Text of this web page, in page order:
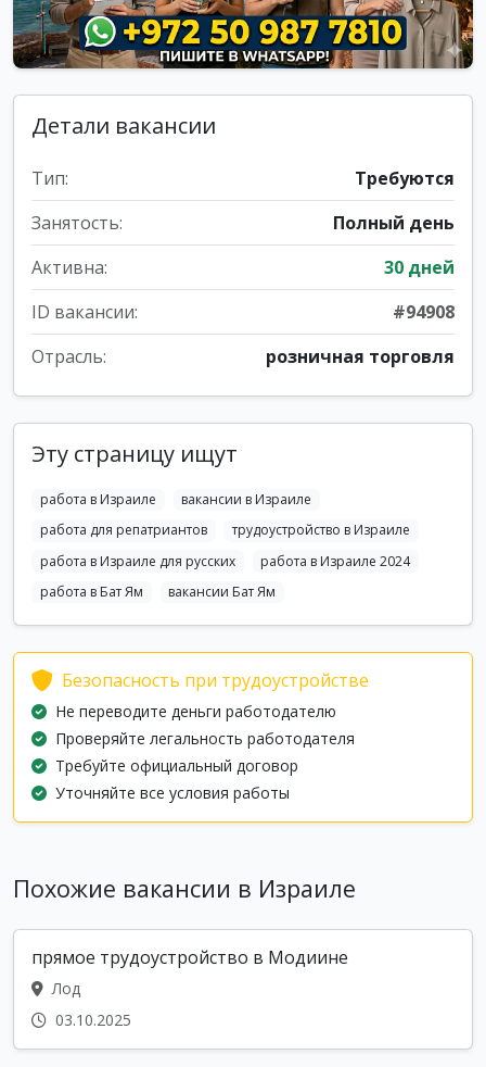
Детали вакансии
Тип:
Требуются
Занятость:
Полный день
Активна:
30 дней
ID вакансии:
#94908
Отрасль:
розничная торговля
Эту страницу ищут
работа в Израиле
вакансии в Израиле
работа для репатриантов
трудоустройство в Израиле
работа в Израиле для русских
работа в Израиле 2024
работа в Бат Ям
вакансии Бат Ям
Безопасность при трудоустройстве
Не переводите деньги работодателю
Проверяйте легальность работодателя
Требуйте официальный договор
Уточняйте все условия работы
Похожие вакансии в Израиле
прямое трудоустройство в Модиине
Лод
03.10.2025